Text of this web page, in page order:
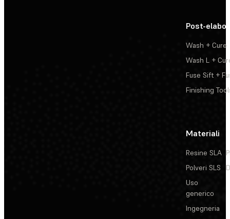
Post-
Wash + Cure
Wash L +
Fuse Sift +
Finishing
Materiali
Resine SLA
Polveri SLS
Uso
generico
Ingegneria